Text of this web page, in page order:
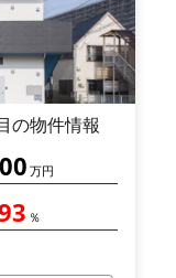
の物件情報
万円
％